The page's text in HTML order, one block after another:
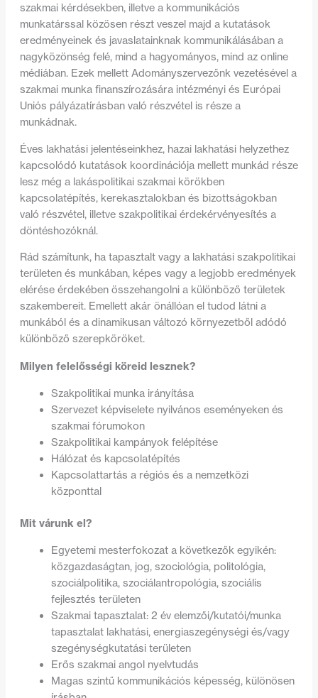
szakmai kérdésekben, illetve a kommunikációs
munkatárssal közösen részt veszel majd a kutatások
eredményeinek és javaslatainknak kommunikálásában a
nagyközönség felé, mind a hagyományos, mind az online
médiában. Ezek mellett Adományszervezőnk vezetésével a
szakmai munka finanszírozására intézményi és Európai
Uniós pályázatírásban való részvétel is része a
munkádnak.
Éves lakhatási jelentéseinkhez, hazai lakhatási helyzethez
kapcsolódó kutatások koordinációja mellett munkád része
lesz még a lakáspolitikai szakmai körökben
kapcsolatépítés, kerekasztalokban és bizottságokban
való részvétel, illetve szakpolitikai érdekérvényesítés a
döntéshozóknál.
Rád számítunk, ha tapasztalt vagy a lakhatási szakpolitikai
területen és munkában, képes vagy a legjobb eredmények
elérése érdekében összehangolni a különböző területek
szakembereit. Emellett akár önállóan el tudod látni a
munkából és a dinamikusan változó környezetből adódó
különböző szerepköröket.
Milyen felelősségi köreid lesznek?
Szakpolitikai munka irányítása
Szervezet képviselete nyilvános eseményeken és
szakmai fórumokon
Szakpolitikai kampányok felépítése
Hálózat és kapcsolatépítés
Kapcsolattartás a régiós és a nemzetközi
központtal
Mit várunk el?
Egyetemi mesterfokozat a következők egyikén:
közgazdaságtan, jog, szociológia, politológia,
szociálpolitika, szociálantropológia, szociális
fejlesztés területen
Szakmai tapasztalat: 2 év elemzői/kutatói/munka
tapasztalat lakhatási, energiaszegénységi és/vagy
szegénységkutatási területen
Erős szakmai angol nyelvtudás
Magas szintű kommunikációs képesség, különösen